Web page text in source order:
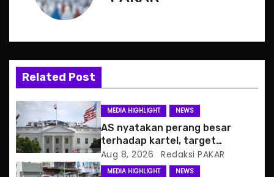
v
i
g
a
t
Related Post
MEDIA HIGHLIGHT NEWS
AS nyatakan perang besar
terhadap kartel, target
pertama CJNG
Aug 8, 2026 Redaksi PAKAR
MEDIA HIGHLIGHT NEWS